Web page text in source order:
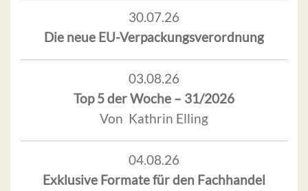
30.07.26
Die neue EU-Verpackungsverordnung
03.08.26
Top 5 der Woche – 31/2026
Von Kathrin Elling
04.08.26
Exklusive Formate für den Fachhandel